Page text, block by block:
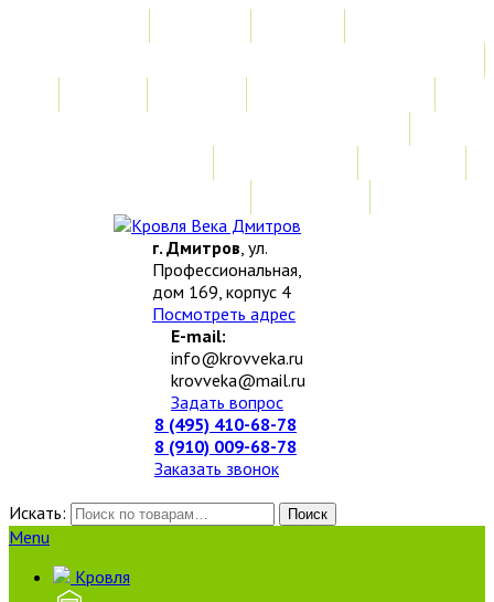
г. Дмитров, ул.
Профессиональная,
дом 169, корпус 4
Посмотреть адрес
E-mail:
info@krovveka.ru
krovveka@mail.ru
Задать вопрос
8 (495) 410-68-78
8 (910) 009-68-78
Заказать звонок
Искать:
Поиск
Menu
Кровля